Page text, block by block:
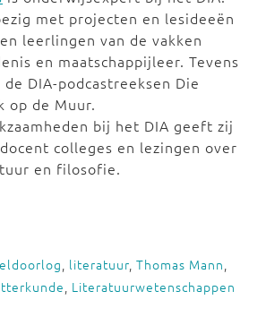
met projecten en lesideeën
leerlingen van de vakken
en maatschappijleer. Tevens
DIA-podcastreeksen Die
op de Muur.
bij het DIA geeft zij
colleges en lezingen over
en filosofie.
, literatuur, Thomas Mann,
, Literatuurwetenschappen